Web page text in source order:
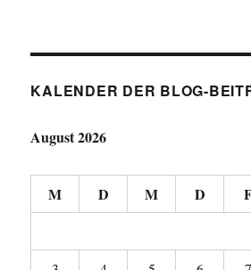
KALENDER DER BLOG-
August 2026
M D M D